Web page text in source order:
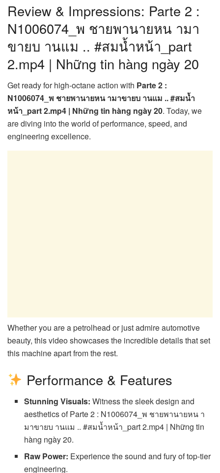
Review & Impressions: Parte 2 :
N1006074_พ ชายพานายหน ามา
ขายบ านแม .. #สมน้ำหน้า_part
2.mp4 | Những tin hàng ngày 20
Get ready for high-octane action with Parte 2 :
N1006074_พ ชายพานายหน ามาขายบ านแม .. #สมน้ำ
หน้า_part 2.mp4 | Những tin hàng ngày 20. Today, we
are diving into the world of performance, speed, and
engineering excellence.
Whether you are a petrolhead or just admire automotive
beauty, this video showcases the incredible details that set
this machine apart from the rest.
Performance & Features
Stunning Visuals: Witness the sleek design and
aesthetics of Parte 2 : N1006074_พ ชายพานายหน า
มาขายบ านแม .. #สมน้ำหน้า_part 2.mp4 | Những tin
hàng ngày 20.
Raw Power: Experience the sound and fury of top-tier
engineering.